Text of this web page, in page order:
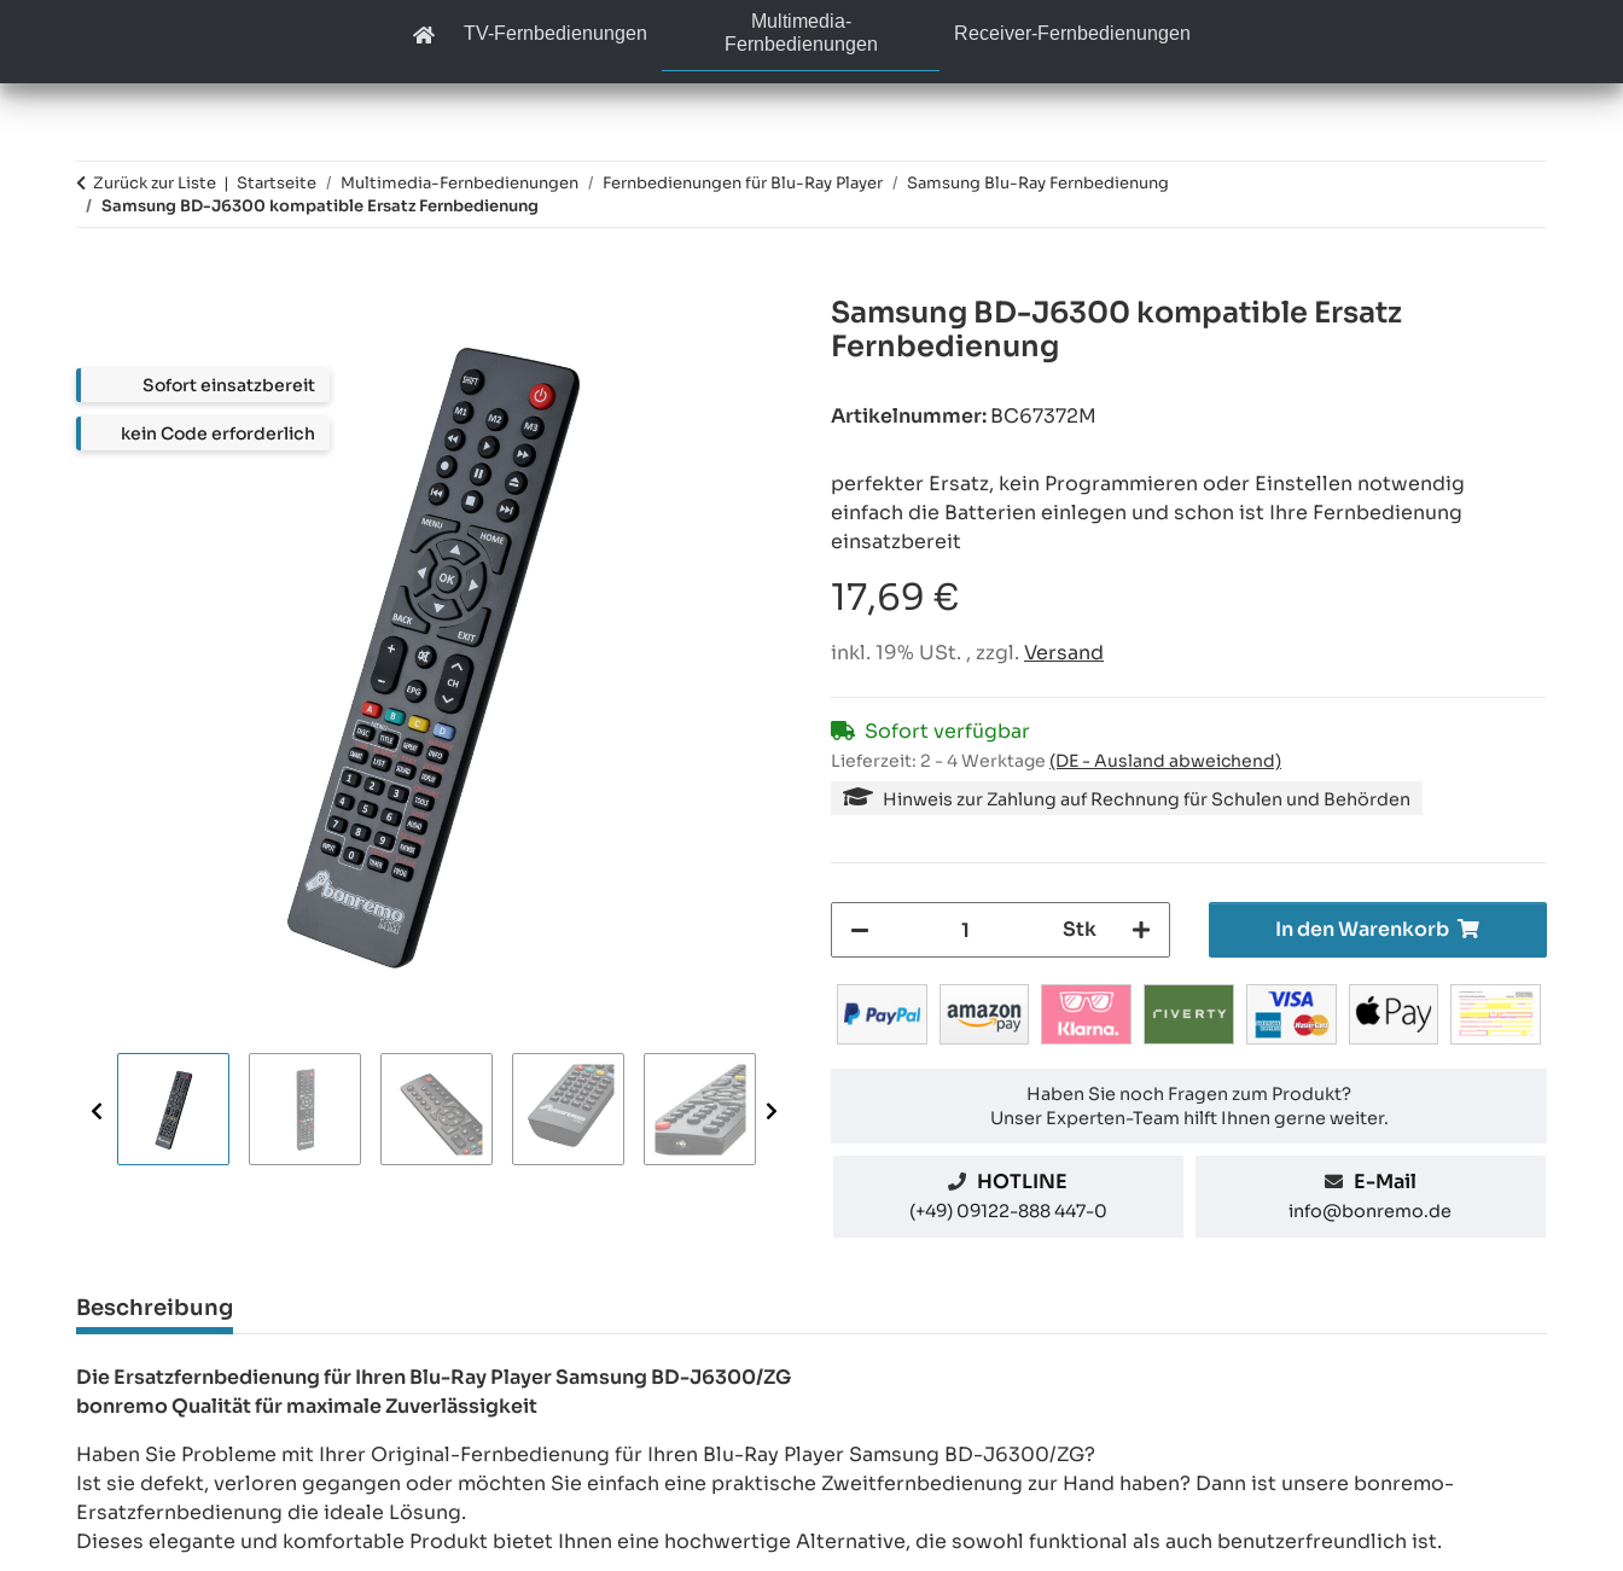
TV-Fernbedienungen
Multimedia-
Fernbedienungen
Receiver-Fernbedienungen
Zurück zur Liste Startseite Multimedia-Fernbedienungen Fernbedienungen für Blu-Ray Player
Samsung Blu-Ray Fernbedienung
Samsung BD-J6300 kompatible Ersatz Fernbedienung
Samsung BD-J6300 kompatible Ersatz
Fernbedienung
Artikelnummer:BC67372M
perfekter Ersatz, kein Programmieren oder Einstellen notwendig
einfach die Batterien einlegen und schon ist Ihre Fernbedienung
einsatzbereit
17,69 €
inkl. 19% USt. , zzgl. Versand
Sofort verfügbar
Lieferzeit: 2 - 4 Werktage (DE - Ausland abweichend)
Hinweis zur Zahlung auf Rechnung für Schulen und Behörden
Stk In den Warenkorb
Haben Sie noch Fragen zum Produkt?
Unser Experten-Team hilft Ihnen gerne weiter.
HOTLINE
(+49) 09122-888 447-0
E-Mail
info@bonremo.de
Beschreibung
Die Ersatzfernbedienung für Ihren Blu-Ray Player Samsung BD-J6300/ZG
bonremo Qualität für maximale Zuverlässigkeit
Haben Sie Probleme mit Ihrer Original-Fernbedienung für Ihren Blu-Ray Player Samsung BD-J6300/ZG?
Ist sie defekt, verloren gegangen oder möchten Sie einfach eine praktische Zweitfernbedienung zur Hand haben? Dann ist unsere bonremo-
Ersatzfernbedienung die ideale Lösung.
Dieses elegante und komfortable Produkt bietet Ihnen eine hochwertige Alternative, die sowohl funktional als auch benutzerfreundlich ist.